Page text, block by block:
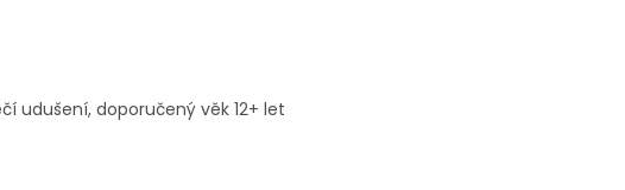
udušení, doporučený věk 12+ let